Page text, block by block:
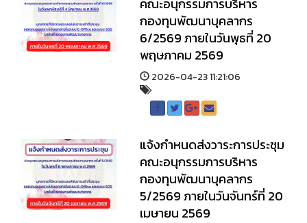
คณะอนุกรรมการบริหาร
กองทุนพัฒนาบุคลากร
6/2569 ภายในวันพุธที่ 20
พฤษภาคม 2569
2026-04-23 11:21:06
แจ้งกำหนดส่งวาระการประชุม
คณะอนุกรรมการบริหาร
กองทุนพัฒนาบุคลากร
5/2569 ภายในวันจันทร์ที่ 20
เมษายน 2569